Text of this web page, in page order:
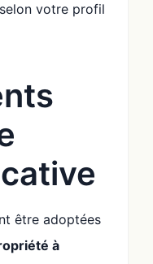
votre profil
être adoptées
à